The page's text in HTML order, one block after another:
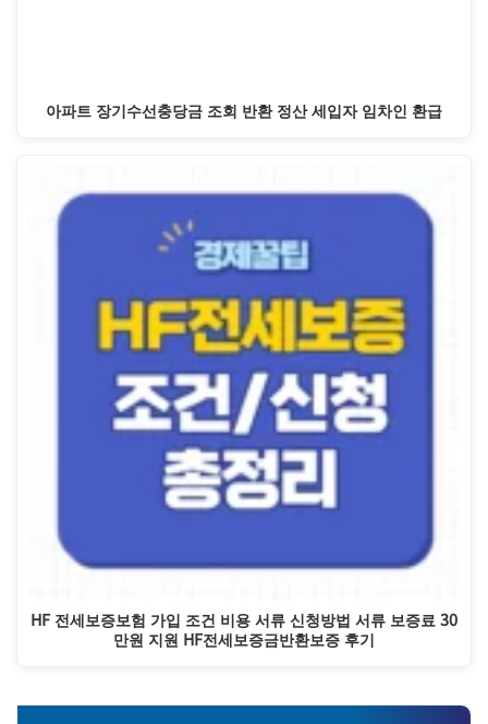
아파트 장기수선충당금 조회 반환 정산 세입자 임차인 환급
HF 전세보증보험 가입 조건 비용 서류 신청방법 서류 보증료 30
만원 지원 HF전세보증금반환보증 후기